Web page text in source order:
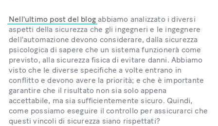
Nell'ultimo post del blog abbiamo analizzato i diversi
aspetti della sicurezza che gli ingegneri e le ingegnere
dell'automazione devono considerare, dalla sicurezza
psicologica di sapere che un sistema funzionerà come
previsto, alla sicurezza fisica di evitare danni. Abbiamo
visto che le diverse specifiche a volte entrano in
conflitto e devono avere la priorità; e che è importante
garantire che il risultato non sia solo appena
accettabile, ma sia sufficientemente sicuro. Quindi,
come possiamo eseguire il controllo per assicurarci che
questi vincoli di sicurezza siano rispettati?